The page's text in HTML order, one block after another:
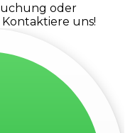
oder
Kontaktiere uns!